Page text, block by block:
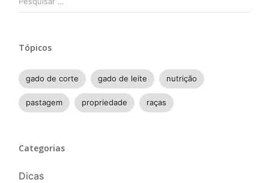
por:
Tópicos
gado de corte gado de leite nutrição
pastagem propriedade raças
Categorias
Dicas